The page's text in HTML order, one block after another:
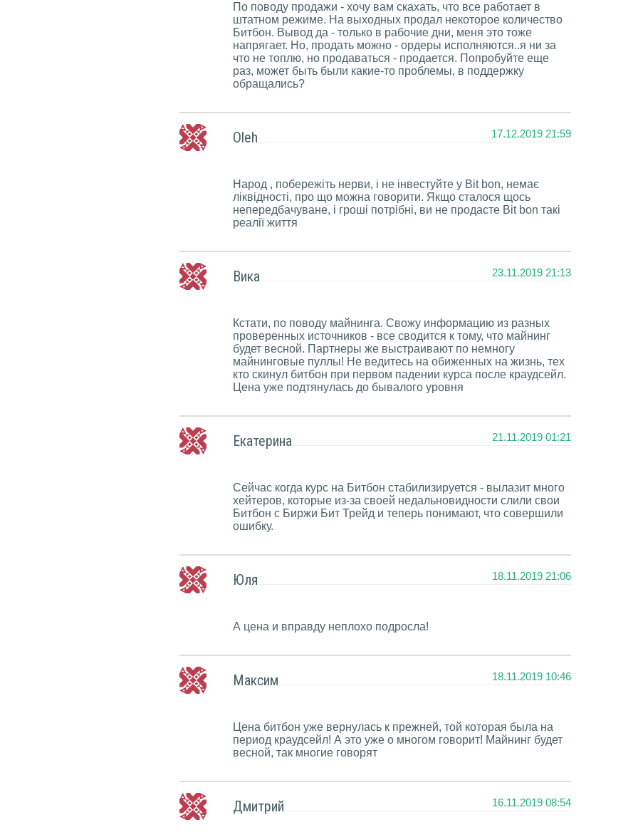
По поводу продажи - хочу вам скахать, что все работает в
штатном режиме. На выходных продал некоторое количество
Битбон. Вывод да - только в рабочие дни, меня это тоже
напрягает. Но, продать можно - ордеры исполняются..я ни за
что не топлю, но продаваться - продается. Попробуйте еще
раз, может быть были какие-то проблемы, в поддержку
обращались?
Oleh 17.12.2019 21:59
Народ , побережіть нерви, і не інвестуйте у Bit bon, немає
ліквідності, про що можна говорити. Якщо сталося щось
непередбачуване, і гроші потрібні, ви не продасте Bit bon такі
реалії життя
Вика 23.11.2019 21:13
Кстати, по поводу майнинга. Свожу информацию из разных
проверенных источников - все сводится к тому, что майнинг
будет весной. Партнеры же выстраивают по немногу
майнинговые пуллы! Не ведитесь на обиженных на жизнь, тех
кто скинул битбон при первом падении курса после краудсейл.
Цена уже подтянулась до бывалого уровня
Екатерина 21.11.2019 01:21
Сейчас когда курс на Битбон стабилизируется - вылазит много
хейтеров, которые из-за своей недальновидности слили свои
Битбон с Биржи Бит Трейд и теперь понимают, что совершили
ошибку.
Юля 18.11.2019 21:06
А цена и вправду неплохо подросла!
Максим 18.11.2019 10:46
Цена битбон уже вернулась к прежней, той которая была на
период краудсейл! А это уже о многом говорит! Майнинг будет
весной, так многие говорят
Дмитрий 16.11.2019 08:54